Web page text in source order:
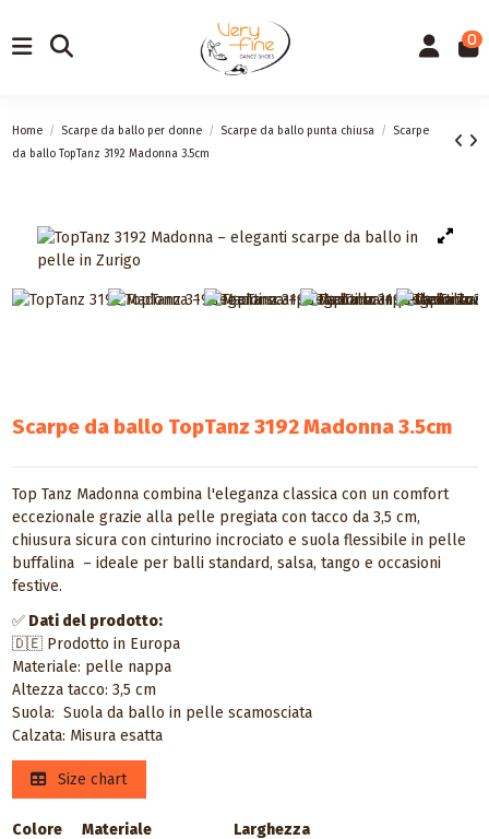
0
Home Scarpe da ballo per donne Scarpe da ballo punta chiusa
Scarpe
da ballo TopTanz 3192 Madonna 3.5cm
Scarpe da ballo TopTanz 3192 Madonna 3.5cm
Top Tanz Madonna combina l'eleganza classica con un comfort
eccezionale grazie alla pelle pregiata con tacco da 3,5 cm,
chiusura sicura con cinturino incrociato e suola flessibile in pelle
buffalina – ideale per balli standard, salsa, tango e occasioni
festive.
✅Dati del prodotto:
🇩🇪 Prodotto in Europa
Materiale: pelle nappa
Altezza tacco: 3,5 cm
Suola: Suola da ballo in pelle scamosciata
Calzata: Misura esatta
Size chart
Colore
Materiale Larghezza